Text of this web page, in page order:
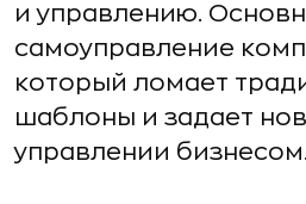
и управлению.
самоуправление
который ломает
шаблоны и задает
управлении бизнесом.